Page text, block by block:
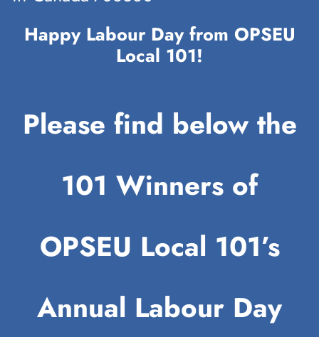
Happy Labour Day from OPSEU
Local 101!
Please find below the
101 Winners of
OPSEU Local 101’s
Annual Labour Day